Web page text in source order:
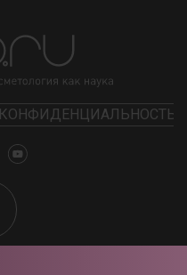
КОНФИДЕНЦИАЛЬНОСТЬ